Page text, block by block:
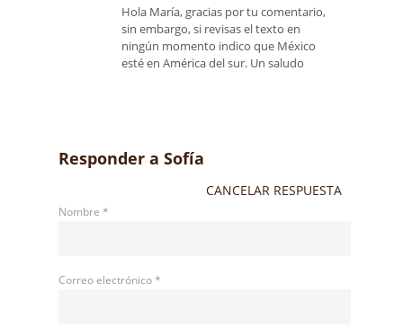
Hola María, gracias por tu comentario,
sin embargo, si revisas el texto en
ningún momento indico que México
esté en América del sur. Un saludo
Responder a Sofía
CANCELAR RESPUESTA
Nombre *
Correo electrónico*